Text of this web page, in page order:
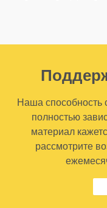
Наша способность
полностью
материал
рассмотрите